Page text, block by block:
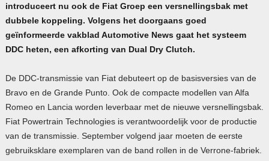
introduceert nu ook de Fiat Groep een versnellingsbak met
dubbele koppeling. Volgens het doorgaans goed
geïnformeerde vakblad Automotive News gaat het systeem
DDC heten, een afkorting van Dual Dry Clutch.
De DDC-transmissie van Fiat debuteert op de basisversies van de
Bravo en de Grande Punto. Ook de compacte modellen van Alfa
Romeo en Lancia worden leverbaar met de nieuwe versnellingsbak.
Fiat Powertrain Technologies is verantwoordelijk voor de productie
van de transmissie. September volgend jaar moeten de eerste
gebruiksklare exemplaren van de band rollen in de Verrone-fabriek.